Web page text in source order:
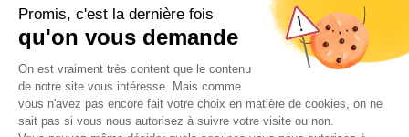
températures ne descendent pas en dessous de 10
degrés Celsius. Il existe même des preuves que la
banane aurait été cultivée en Nouvelle-Guinée il y a
environ 7 000 ans. Le nom est dérivé du mot
Œbanaana de la langue du peuple Wolof.